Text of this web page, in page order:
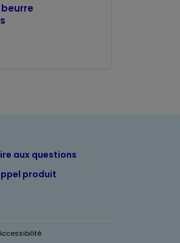
aux questions
produit